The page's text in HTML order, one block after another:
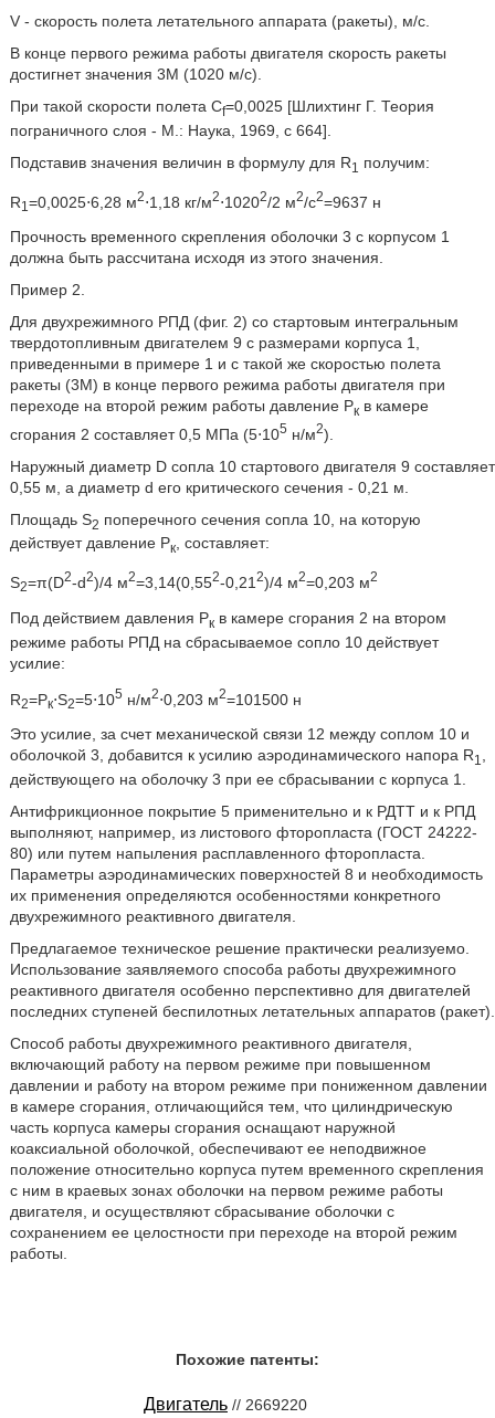
V - скорость полета летательного аппарата (ракеты), м/с.
В конце первого режима работы двигателя скорость ракеты
достигнет значения 3М (1020 м/с).
При такой скорости полета Cf=0,0025 [Шлихтинг Г. Теория
пограничного слоя - М.: Наука, 1969, с 664].
Подставив значения величин в формулу для R1 получим:
R1 =0,0025⋅6,28 м2⋅1,18 кг/м2⋅10202/2 м2/с2=9637 н
Прочность временного скрепления оболочки 3 с корпусом 1
должна быть рассчитана исходя из этого значения.
Пример 2.
Для двухрежимного РПД (фиг. 2) со стартовым интегральным
твердотопливным двигателем 9 с размерами корпуса 1,
приведенными в примере 1 и с такой же скоростью полета
ракеты (3М) в конце первого режима работы двигателя при
переходе на второй режим работы давление Ркв камере
сгорания 2 составляет 0,5 МПа (5⋅105 н/м2).
Наружный диаметр D сопла 10 стартового двигателя 9 составляет
0,55 м, а диаметр d его критического сечения - 0,21 м.
Площадь S2 поперечного сечения сопла 10, на которую
действует давление Рк, составляет:
S2=π(D2-d2)/4 м2=3,14(0,552-0,21 2)/4 м2=0,203 м2
Под действием давления Ркв камере сгорания 2 на втором
режиме работы РПД на сбрасываемое сопло 10 действует
усилие:
R2=Pк⋅S2=5⋅105 н/м2⋅0,203 м2=101500 н
Это усилие, за счет механической связи 12 между соплом 10 и
оболочкой 3, добавится к усилию аэродинамического напора R1
действующего на оболочку 3 при ее сбрасывании с корпуса 1.
Антифрикционное покрытие 5 применительно и к РДТТ и к РПД
выполняют, например, из листового фторопласта (ГОСТ 24222-
80) или путем напыления расплавленного фторопласта.
Параметры аэродинамических поверхностей 8 и необходимость
их применения определяются особенностями конкретного
двухрежимного реактивного двигателя.
Предлагаемое техническое решение практически реализуемо.
Использование заявляемого способа работы двухрежимного
реактивного двигателя особенно перспективно для двигателей
последних ступеней беспилотных летательных аппаратов (ракет).
Способ работы двухрежимного реактивного двигателя,
включающий работу на первом режиме при повышенном
давлении и работу на втором режиме при пониженном давлении
в камере сгорания, отличающийся тем, что цилиндрическую
часть корпуса камеры сгорания оснащают наружной
коаксиальной оболочкой, обеспечивают ее неподвижное
положение относительно корпуса путем временного скрепления
с ним в краевых зонах оболочки на первом режиме работы
двигателя, и осуществляют сбрасывание оболочки с
сохранением ее целостности при переходе на второй режим
работы.
Похожие патенты:
Двигатель // 2669220